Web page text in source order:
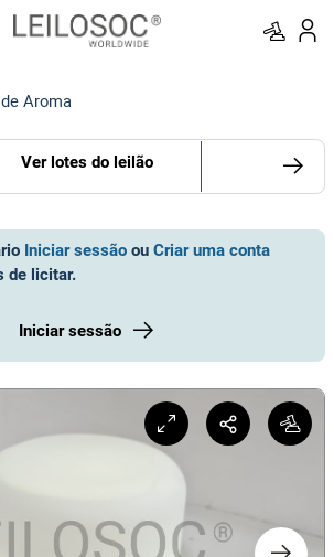
Aroma
Ver lotes do leilão
Iniciar sessão ou Criar uma conta
de licitar.
Iniciar sessão